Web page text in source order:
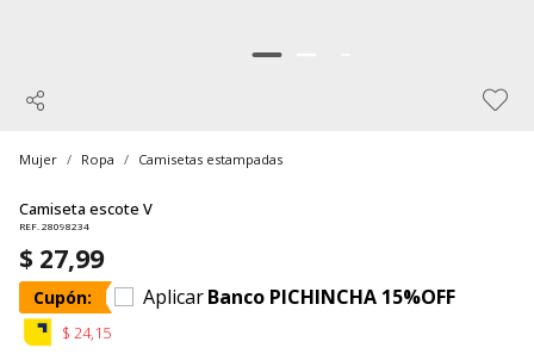
Mujer Ropa Camisetas estampadas
Camiseta escote V
REF. 28098234
$ 27,99
Cupón: AplicarBanco PICHINCHA 15%OFF
$ 24,15